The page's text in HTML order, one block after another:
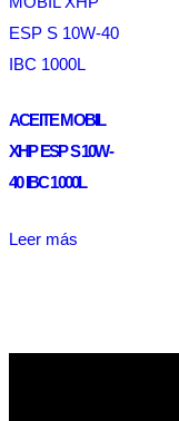
ACEITE MOBIL
XHP ESP S 10W-
40 IBC 1000L
Leer más